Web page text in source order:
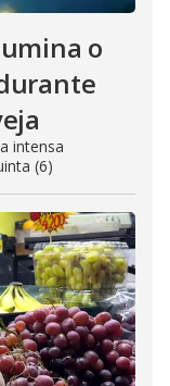
o
intensa
(6)